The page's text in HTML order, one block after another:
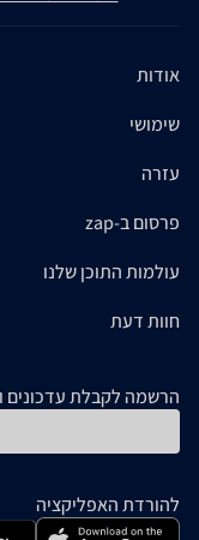
אודות
שימושי
עזרה
פרסום ב-zap
עולמות התוכן שלנו
חוות דעת
הרשמה לקבלת עדכונים
להורדת האפליקציה